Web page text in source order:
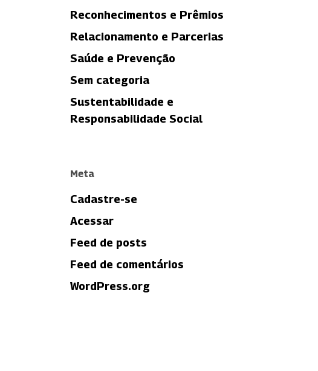
Reconhecimentos e Prêmios
Relacionamento e Parcerias
Saúde e Prevenção
Sem categoria
Sustentabilidade e
Responsabilidade Social
Meta
Cadastre-se
Acessar
Feed de posts
Feed de comentários
WordPress.org